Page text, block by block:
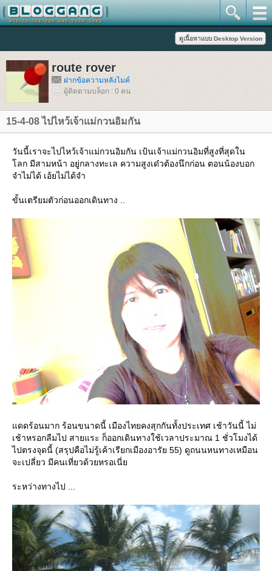
route rover
ฝากข้อความหลังไมค์
ผู้ติดตามบล็อก : 0 คน
15-4-08 ไปไหว้เจ้าแม่กวนอิมกัน
วันนี้เราจะไปไหว้เจ้าแม่กวนอิมกัน เป้นเจ้าแม่กวนอิมที่สูงที่สุดใน
ลก มีสามหน้า อยู่กลางทะเล ความสูงเด๋วต้องนึกก่อน ตอนน้องบอก
จำไม่ได้ เอ้ยไม่ได้จำ
ขั้นเตรียมตัวก่อนออกเดินทาง ..
ดดร้อนมาก ร้อนขนาดนี้ เมืองไทยคงสุกกันทั้งประเทศ เช้าวันนี้ ไม่
เช้าหรอกลืมไป สายแระ ก็ออกเดินทางใช้เวลาประมาณ 1 ชั่วโมงได้
ไปตรงจุดนี้ (สรุปคือไม่รู้เค้าเรียกเมืองอารัย 55) ดูถนนหนทางเหมือน
จะเปลี่ยว มีคนเที่ยวด้วยหรอเนี่
ระหว่างทางไป ...